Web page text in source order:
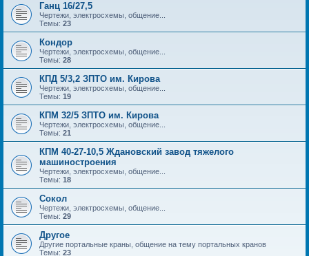
Ганц 16/27,5
Чертежи, электросхемы, общение...
Темы: 23
Кондор
Чертежи, электросхемы, общение...
Темы: 28
КПД 5/3,2 ЗПТО им. Кирова
Чертежи, электросхемы, общение...
Темы: 19
КПМ 32/5 ЗПТО им. Кирова
Чертежи, электросхемы, общение...
Темы: 21
КПМ 40-27-10,5 Ждановский завод тяжелого
машиностроения
Чертежи, электросхемы, общение...
Темы: 18
Сокол
Чертежи, электросхемы, общение...
Темы: 29
Другое
Другие портальные краны, общение на тему портальных кранов
Темы: 23